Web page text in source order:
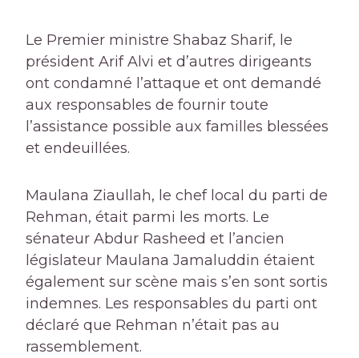
Le Premier ministre Shabaz Sharif, le
président Arif Alvi et d’autres dirigeants
ont condamné l’attaque et ont demandé
aux responsables de fournir toute
l’assistance possible aux familles blessées
et endeuillées.
Maulana Ziaullah, le chef local du parti de
Rehman, était parmi les morts. Le
sénateur Abdur Rasheed et l’ancien
législateur Maulana Jamaluddin étaient
également sur scène mais s’en sont sortis
indemnes. Les responsables du parti ont
déclaré que Rehman n’était pas au
rassemblement.